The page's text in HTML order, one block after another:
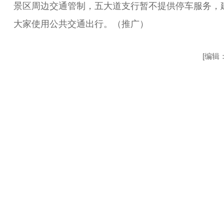
景区周边交通管制，五大道支行暂不提供停车服务，
大家使用公共交通出行。（推广）
[编辑